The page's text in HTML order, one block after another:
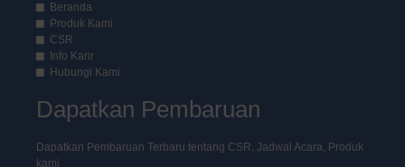
Beranda
Produk Kami
CSR
Info Karir
Hubungi Kami
Dapatkan Pembaruan
Dapatkan Pembaruan Terbaru tentang CSR, Jadwal Acara, Produk
kami